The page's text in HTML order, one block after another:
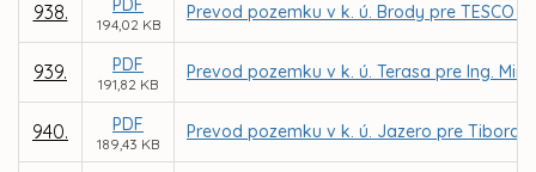
938. PDF
194,02 KB
Prevod pozemku v k. ú. Brody pre TESCO
939. PDF
191,82 KB
Prevod pozemku v k. ú. Terasa pre Ing.
940. PDF
189,43 KB
Prevod pozemku v k. ú. Jazero pre Tibora